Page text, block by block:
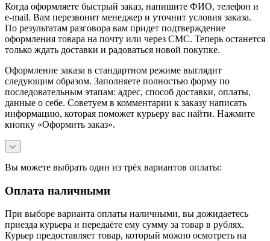
Когда оформляете быстрый заказ, напишите ФИО, телефон и
e-mail. Вам перезвонит менеджер и уточнит условия заказа.
По результатам разговора вам придет подтверждение
оформления товара на почту или через СМС. Теперь останется
только ждать доставки и радоваться новой покупке.
Оформление заказа в стандартном режиме выглядит
следующим образом. Заполняете полностью форму по
последовательным этапам: адрес, способ доставки, оплаты,
данные о себе. Советуем в комментарии к заказу написать
информацию, которая поможет курьеру вас найти. Нажмите
кнопку «Оформить заказ».
Вы можете выбрать один из трёх вариантов оплаты:
Оплата наличными
При выборе варианта оплаты наличными, вы дожидаетесь
приезда курьера и передаёте ему сумму за товар в рублях.
Курьер предоставляет товар, который можно осмотреть на